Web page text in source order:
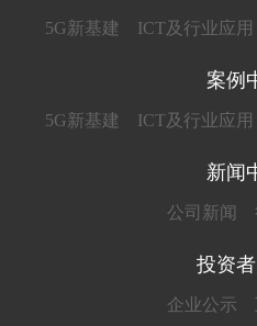
5G新基建 ICT及行业应用
案例
5G新基建 ICT及行业应用
新闻
公司新闻
投资
企业公示